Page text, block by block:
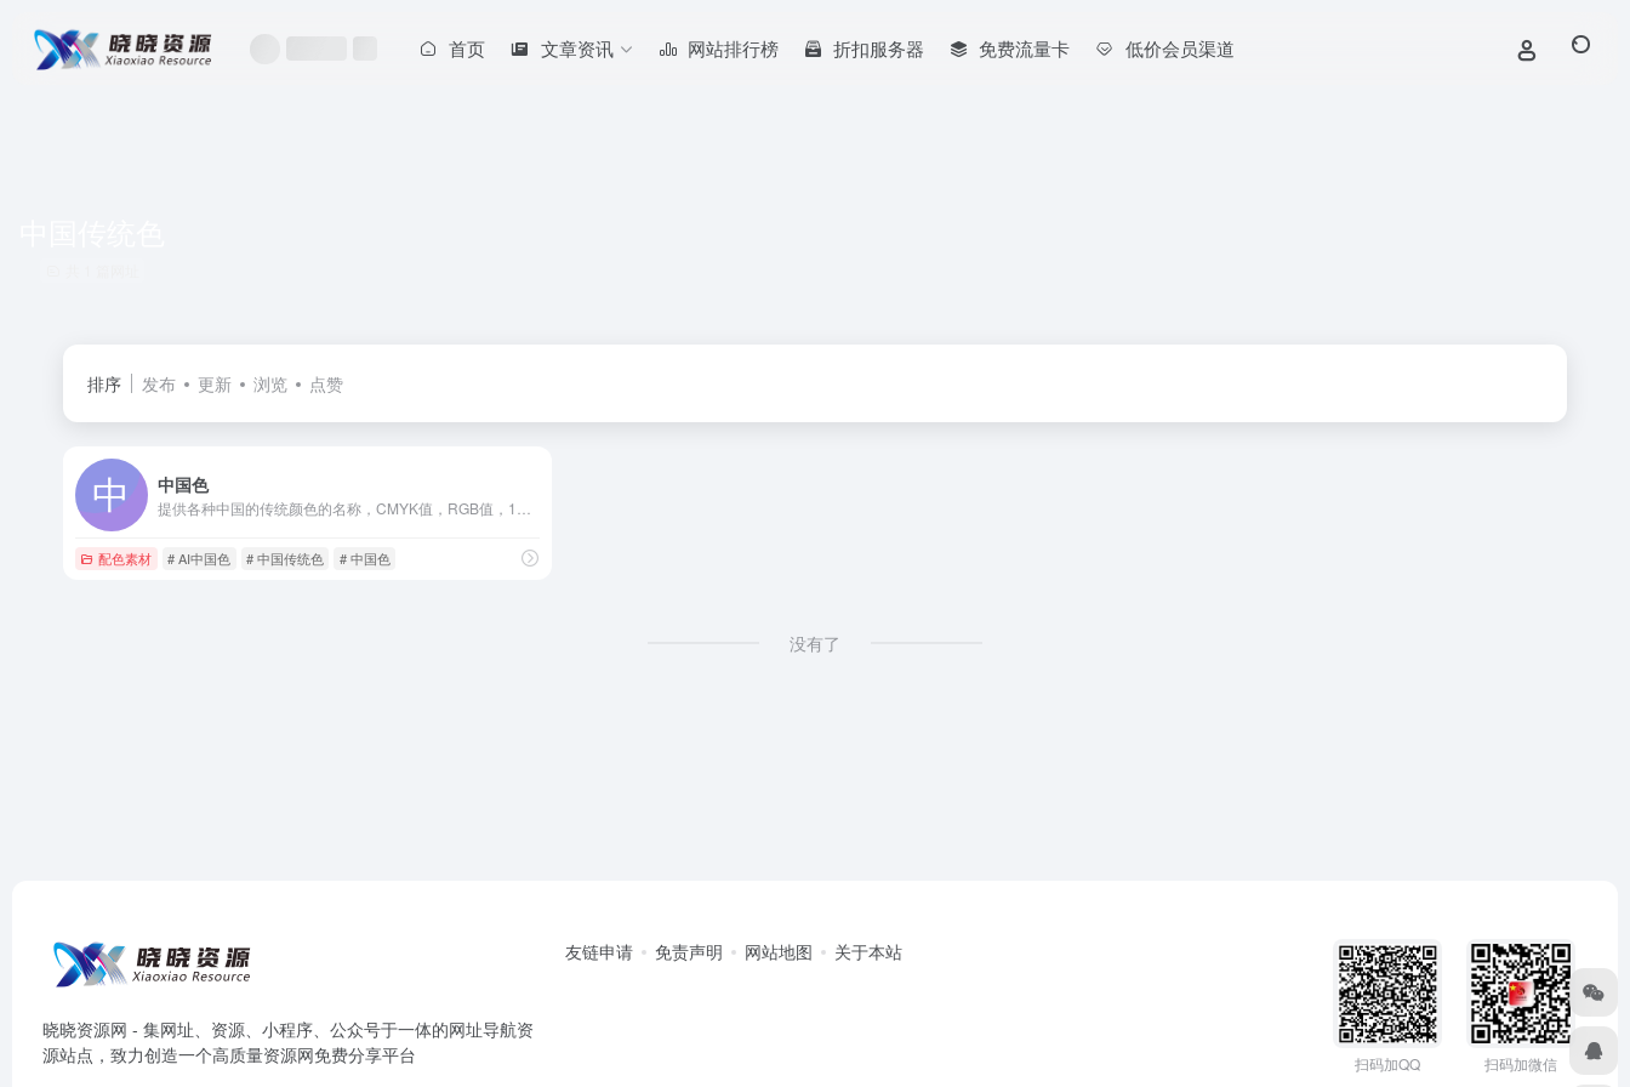
首页 文章资讯 网站排行榜 折扣服务器 免费流量卡 低价会员渠道
排序 发布 更新 浏览 点赞
中国色
配色素材 # AI中国色 # 中国传统色 # 中国色
没有了
晓晓资源网 - 集网址、资源、小程序、公众号于一体的网址导航资
源站点，致力创造一个高质量资源网免费分享平台
友链申请 免责声明 网站地图 关于本站
扫码加QQ 扫码加微信